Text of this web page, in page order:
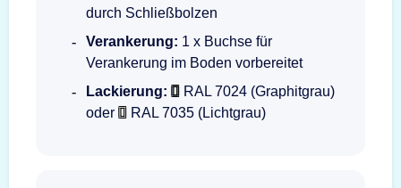
durch Schließbolzen
Verankerung: 1 x Buchse für
Verankerung im Boden vorbereitet
Lackierung:
RAL 7024 (Graphitgrau)
oder
RAL 7035 (Lichtgrau)